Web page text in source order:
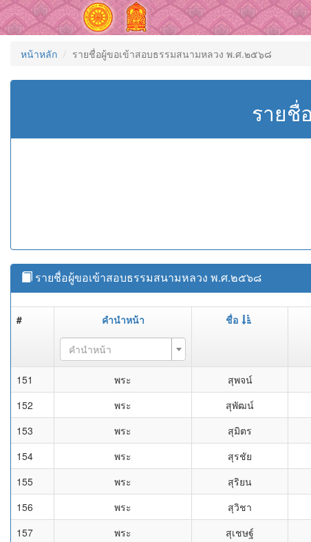
หน้าหลัก รายชื่อผู้ขอเข้าสอบธรรมสนามหลวง พ.ศ.๒๕๖๘
รายชื่
รายชื่อผู้ขอเข้าสอบธรรมสนามหลวง พ.ศ.๒๕๖๘
# คำนำหน้า ชื่อ
คำนำหน้า
151 พระ สุพจน์
152
พระ สุพัฒน์
153
พระ สุมิตร
154
พระ สุรชัย
155
พระ สุริยน
156
พระ สุวิชา
157
พระ สุเชษฐ์